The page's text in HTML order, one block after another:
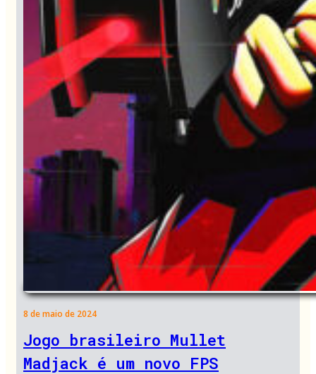
8 de maio de 2024
Jogo brasileiro Mullet
Madjack é um novo FPS